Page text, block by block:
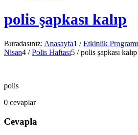
polis şapkası kalıp
Buradasınız: Anasayfa1 / Etkinlik Programı
Nisan4 / Polis Haftası5 / polis şapkası kalıp
polis
0 cevaplar
Cevapla